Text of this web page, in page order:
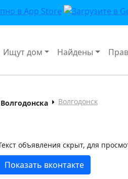
Ищут дом Найдены
Волгодонск
объявления скрыт, для
Показать вконтакте